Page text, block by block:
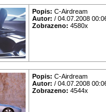
Popis: C-Airdream
Autor: / 04.07.2008
Zobrazeno: 4580x
Popis: C-Airdream
Autor: / 04.07.2008
Zobrazeno: 4544x